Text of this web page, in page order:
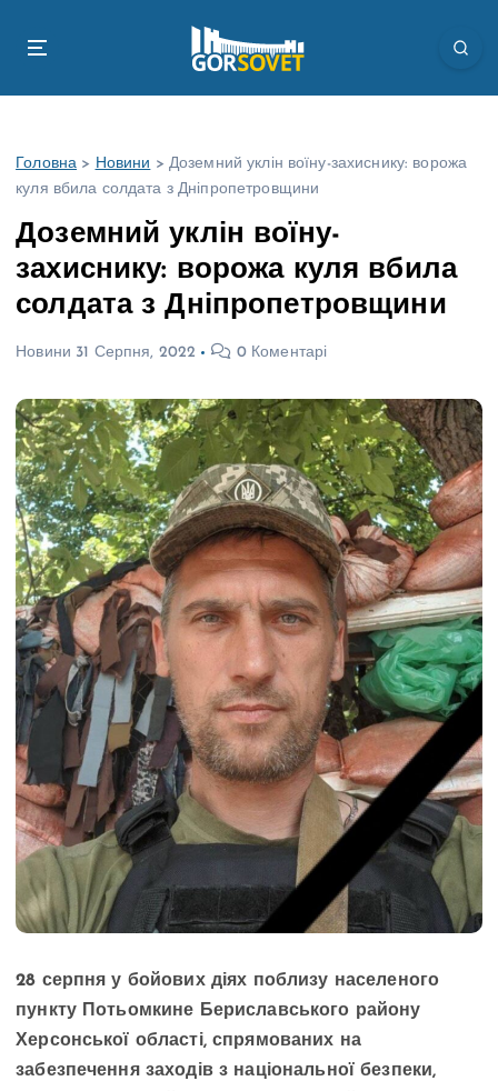
Головна > Новини > Доземний уклін воїну-захиснику: ворожа
куля вбила солдата з Дніпропетровщини
Доземний уклін воїну-
захиснику: ворожа куля вбила
солдата з Дніпропетровщини
Новини 31 Серпня, 2022 0 Коментарі
28 серпня у бойових діях поблизу населеного
пункту Потьомкине Бериславського району
Херсонської області, спрямованих на
забезпечення заходів з національної безпеки,